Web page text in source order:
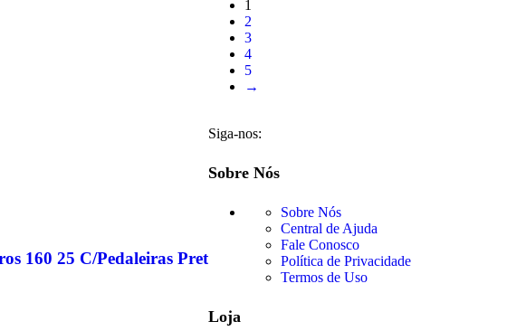
1
2
3
4
5
→
Siga-nos:
Sobre Nós
Sobre Nós
Central de Ajuda
Fale Conosco
Política de Privacidade
Termos de Uso
Loja
160 25 C/Pedaleiras Preta – Coyote